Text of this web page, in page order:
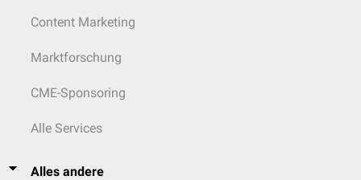
Content Marketing
Marktforschung
CME-Sponsoring
Alle Services
Alles andere